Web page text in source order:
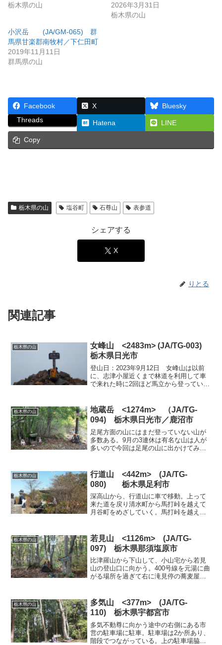
栃木県の山
2026年3月31日
栃木県の山
小沢岳 (JA/GM-065) 群
馬県甘楽郡南牧村／下仁田町
2019年11月11日
群馬県の山
Facebook X
Bluesky
Threads
Hatena LINE
Copy
栃木県の山 塩谷町 石尊山 表参道
シェアする
X
りとる
関連記事
栃木県の山
女峰山 <2483m> (JA/TG-003)
栃木県日光市
登山日：2023年9月12日 女峰山は以前
に、志津小屋近くまで林道を利用して車
で来れた時に2回ほど馬立から登ってい
霧降高原側から登ってみることにした。
このコースは距離が...
栃木県の山
地蔵岳 <1274m> （JA/TG-
094) 栃木県日光市／鹿沼市
足尾方面の山にはまだ登っていない山が
多数ある。9月の3連休は有名な山は人が
多いので今回は足尾の山に出かけてみる
岳とちかくの方寒山か備前楯山、翌日に
根本山の予定とした。...
栃木県の山
行道山 <442m> (JA/TG-
080) 栃木県足利市
深高山から、行道山に車で移動。上って
来た道を戻り清水町から馬打峠を越えて
月谷町をめざしていく。馬打峠を越え
入る道になるが、手前の左側に公衆トイ
レがある。トイレによってか...
栃木県の山
若見山 <1126m> (JA/TG-
097) 栃木県那須塩原市
比津羅山から下山して、小山宅から若見
山の登山口に向かう。400号線を元湯に曲
がる場所を過ぎて右に滝見停の蕎麦屋を
150mほど先に左に4台程駐車できる駐車
スペースがある。...
栃木県の山
多気山 <377m> (JA/TG-
110) 栃木県宇都宮市
多気不動尊に向かう途中の右側にある市
営の駐車場に駐車。駐車場は2か所あり、
階段でつながっている。上の駐車場脇に